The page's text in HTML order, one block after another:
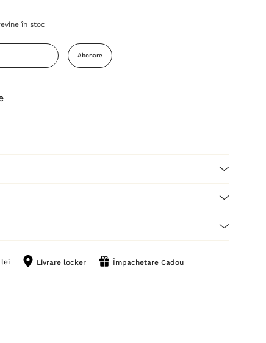
în stoc
Abonare
lei Livrare locker Împachetare Cadou